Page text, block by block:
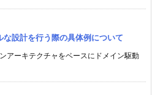
設計を行う際の具体例について
アーキテクチャをベースにドメイン駆動